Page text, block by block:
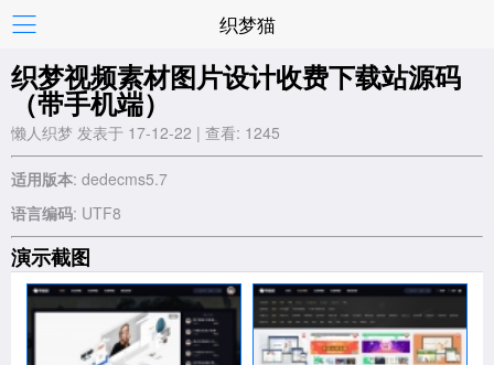
织梦猫
织梦视频素材图片设计收费下载站源码
（带手机端）
懒人织梦 发表于 17-12-22 | 查看: 1245
适用版本: dedecms5.7
语言编码: UTF8
演示截图